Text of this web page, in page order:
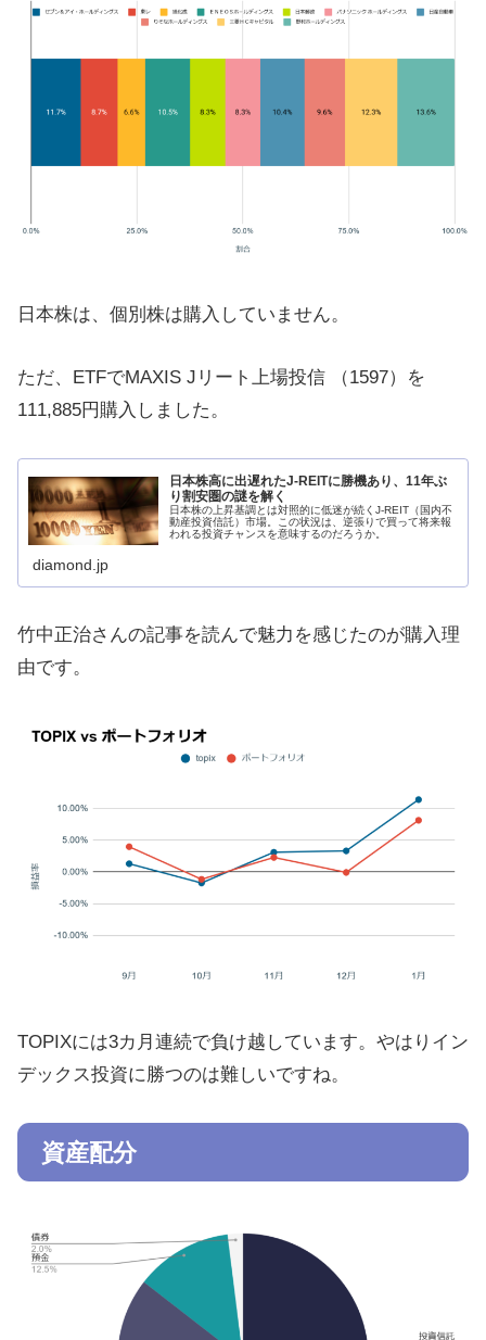
日本株は、個別株は購入していません。
ただ、ETFでMAXIS Jリート上場投信 （1597）を
111,885円購入しました。
日本株高に出遅れたJ-REITに勝機あり、11年ぶ
り割安圏の謎を解く
日本株の上昇基調とは対照的に低迷が続くJ-REIT（国内不
動産投資信託）市場。この状況は、逆張りで買って将来報
われる投資チャンスを意味するのだろうか。
diamond.jp
竹中正治さんの記事を読んで魅力を感じたのが購入理
由です。
TOPIXには3カ月連続で負け越しています。やはりイン
デックス投資に勝つのは難しいですね。
資産配分